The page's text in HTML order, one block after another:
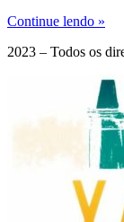
Continue lendo »
2023 – Todos os